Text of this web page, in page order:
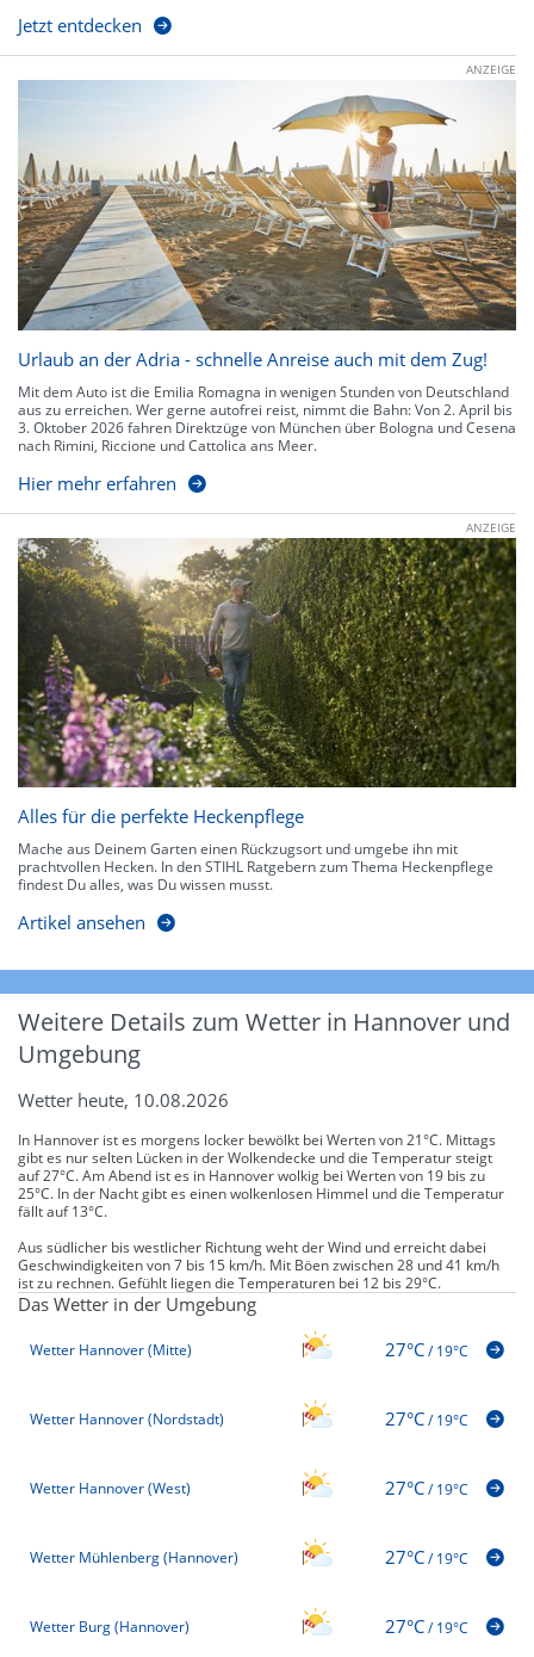
Jetzt entdecken
ANZEIGE
Urlaub an der Adria - schnelle Anreise auch mit dem Zug!
Mit dem Auto ist die Emilia Romagna in wenigen Stunden von Deutschland
aus zu erreichen. Wer gerne autofrei reist, nimmt die Bahn: Von 2. April bis
3. Oktober 2026 fahren Direktzüge von München über Bologna und Cesena
nach Rimini, Riccione und Cattolica ans Meer.
Hier mehr erfahren
ANZEIGE
Alles für die perfekte Heckenpflege
Mache aus Deinem Garten einen Rückzugsort und umgebe ihn mit
prachtvollen Hecken. In den STIHL Ratgebern zum Thema Heckenpflege
findest Du alles, was Du wissen musst.
Artikel ansehen
Weitere Details zum Wetter in Hannover und
Umgebung
Wetter heute, 10.08.2026
In Hannover ist es morgens locker bewölkt bei Werten von 21°C. Mittags
gibt es nur selten Lücken in der Wolkendecke und die Temperatur steigt
auf 27°C. Am Abend ist es in Hannover wolkig bei Werten von 19 bis zu
25°C. In der Nacht gibt es einen wolkenlosen Himmel und die Temperatur
fällt auf 13°C.
Aus südlicher bis westlicher Richtung weht der Wind und erreicht dabei
Geschwindigkeiten von 7 bis 15 km/h. Mit Böen zwischen 28 und 41 km/h
ist zu rechnen. Gefühlt liegen die Temperaturen bei 12 bis 29°C.
Das Wetter in der Umgebung
Wetter Hannover (Mitte) 27°C/19°C
Wetter Hannover (Nordstadt) 27°C/19°C
Wetter Hannover (West) 27°C/19°C
Wetter Mühlenberg (Hannover) 27°C/19°C
Wetter Burg (Hannover) 27°C/19°C